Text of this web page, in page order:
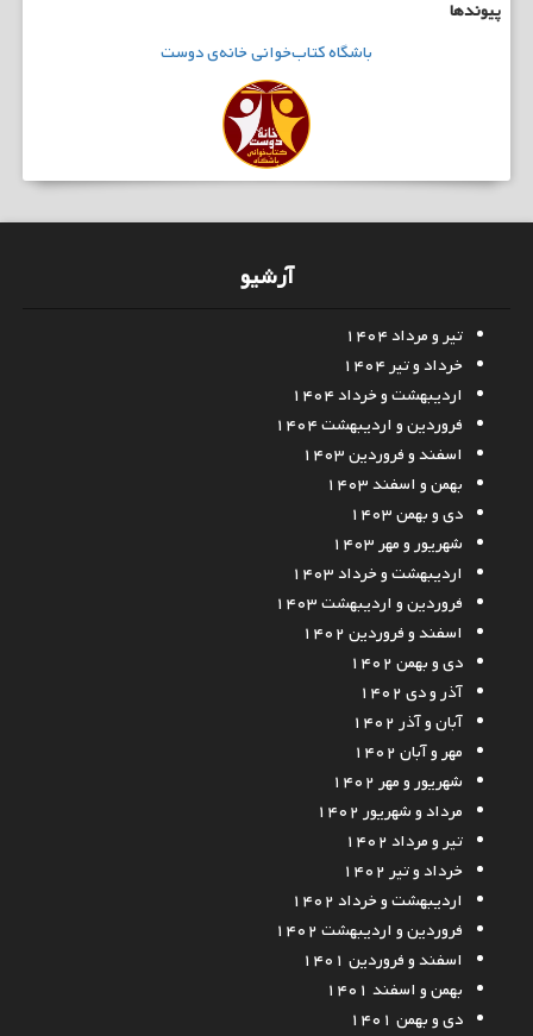
پیوندها
باشگاهکتاب‌خوانیخانه‌ی دوست
آرشیو
تیر و مرداد ۱۴۰۴
خرداد و تیر ۱۴۰۴
اردیبهشت و خرداد ۱۴۰۴
فروردین و اردیبهشت ۱۴۰۴
اسفند و فروردین ۱۴۰۳
بهمن و اسفند ۱۴۰۳
دی و بهمن ۱۴۰۳
شهریور و مهر ۱۴۰۳
اردیبهشت و خرداد ۱۴۰۳
فروردین و اردیبهشت ۱۴۰۳
اسفند و فروردین ۱۴۰۲
دی و بهمن ۱۴۰۲
آذر و دی ۱۴۰۲
آبان و آذر ۱۴۰۲
مهر و آبان ۱۴۰۲
شهریور و مهر ۱۴۰۲
مرداد و شهریور ۱۴۰۲
تیر و مرداد ۱۴۰۲
خرداد و تیر ۱۴۰۲
اردیبهشت و خرداد ۱۴۰۲
فروردین و اردیبهشت ۱۴۰۲
اسفند و فروردین ۱۴۰۱
بهمن و اسفند ۱۴۰۱
دی و بهمن ۱۴۰۱